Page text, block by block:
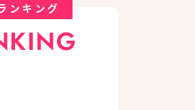
ンキング